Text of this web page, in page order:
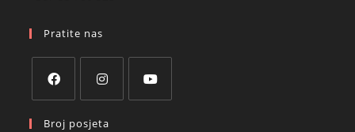
Pratite nas
Broj posjeta